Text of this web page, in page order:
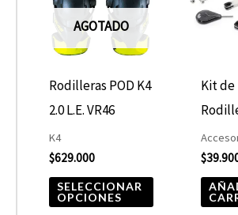
AGOTADO
Rodilleras POD K4
2.0 L.E. VR46
K4
$629.000
SELECCIONAR
OPCIONES
múltiples
opciones
en
la
Kit de
$